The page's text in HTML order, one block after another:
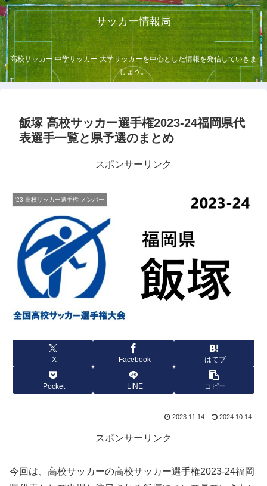
サッカー情報局
高校サッカー 中学サッカー 大学サッカーを中心とした情報を発信していきま
しょう。
飯塚 高校サッカー選手権2023-24福岡県代
表選手一覧と県予選のまとめ
スポンサーリンク
'23 高校サッカー選手権 メンバー
X Facebook はてブ
Pocket LINE コピー
2023.11.14 2024.10.14
スポンサーリンク
今回は、高校サッカーの高校サッカー選手権2023-24福岡